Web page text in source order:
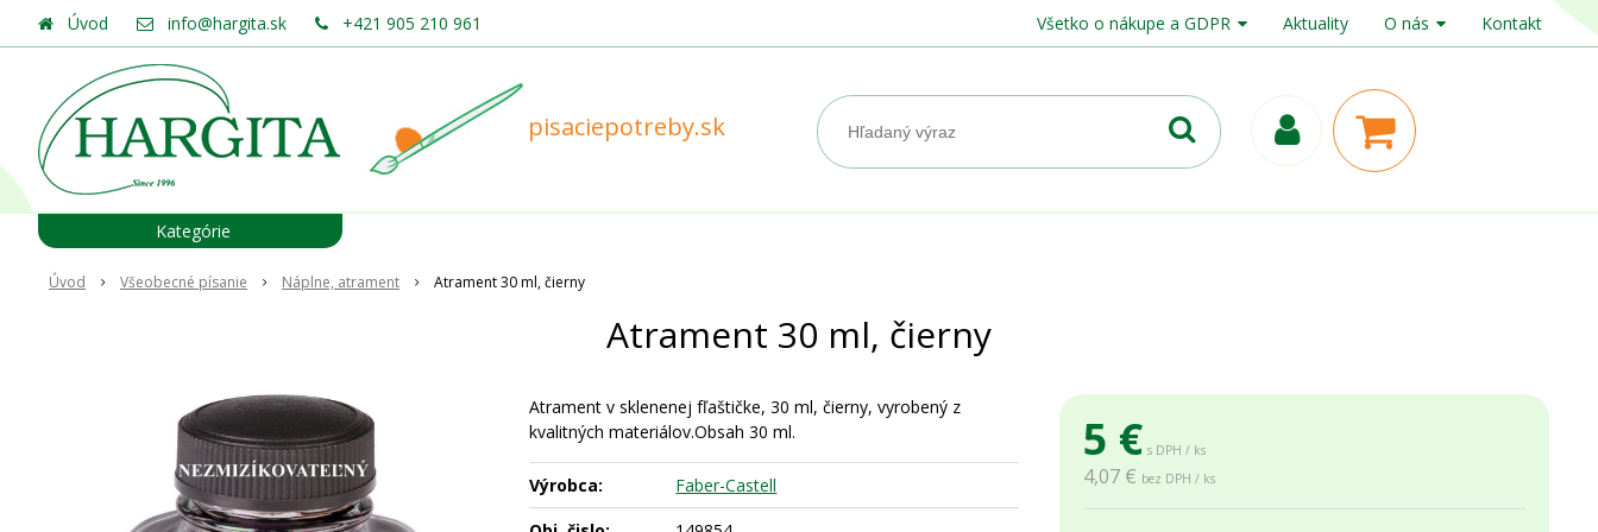
pisaciepotreby.sk
Úvod info@hargita.sk +421 905 210 961 Všetko o nákupe a GDPR Aktuality O nás Kontakt
Úvod Všeobecné písanie Náplne, atrament Atrament 30 ml, čierny
Atrament 30 ml, čierny
5 € s DPH / ks
4,07 € bez DPH / ks
Atrament v sklenenej fľaštičke, 30 ml, čierny, vyrobený z
kvalitných materiálov.Obsah 30 ml.
Výrobca:
Faber-Castell
Kategórie